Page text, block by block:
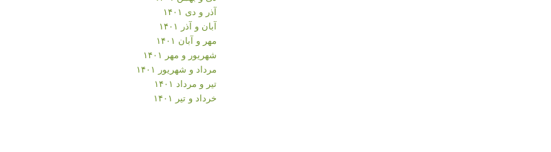
آذر و دی ۱۴۰۱
آبان و آذر ۱۴۰۱
مهر و آبان ۱۴۰۱
شهریور و مهر ۱۴۰۱
مرداد و شهریور ۱۴۰۱
تیر و مرداد ۱۴۰۱
خرداد و تیر ۱۴۰۱